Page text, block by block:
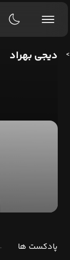
دیجی بهراد
پادکست ها
>